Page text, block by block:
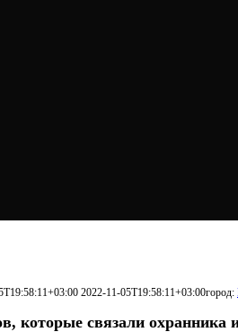
2022-11-05T19:58:11+03:00город:
которые связали охранника